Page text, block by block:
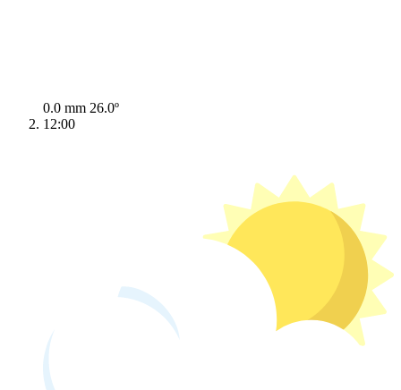
0.0 mm 26.0º
12:00